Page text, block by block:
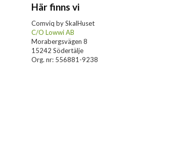
Här finns vi
Comviq by SkalHuset
C/O Lowwi AB
Morabergsvägen 8
15242 Södertälje
Org. nr: 556881-9238